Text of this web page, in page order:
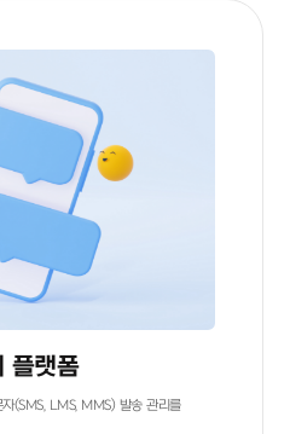
플랫폼
(SMS, LMS, MMS) 발송 관리를